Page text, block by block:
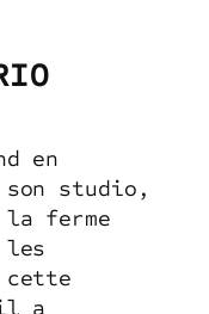
en
studio,
ferme
les
cette
a